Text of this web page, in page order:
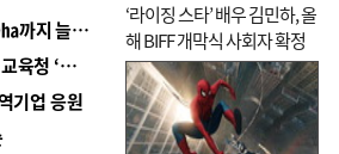
■ 경남 농정 비전 ‘잘 사는 농촌’…스마트팜 1000㏊까지 늘린다
■ 교육혁신선도지 공모 코앞인데…구·군 난색에 교육청 ‘쩔쩔’
기업 응원
‘라이징 스타’ 배우 김민하, 올
해 BIFF 개막식 사회자 확정